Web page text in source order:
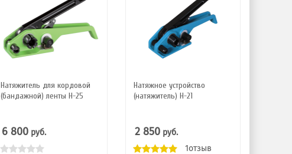
Натяжитель для кордовой
(бандажной) ленты Н-25
6 800 руб.
Натяжное устройство
(натяжитель) Н-21
2 850 руб.
1отзыв